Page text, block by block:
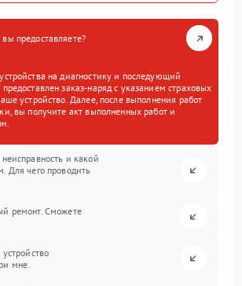
предоставляете?
на диагностику и последующий
заказ-наряд с указанием страховых
устройство. Далее, после выполнения работ
вы получите акт выполненных работ и
и какой
Для чего проводить
ремонт. Сможете
мне.